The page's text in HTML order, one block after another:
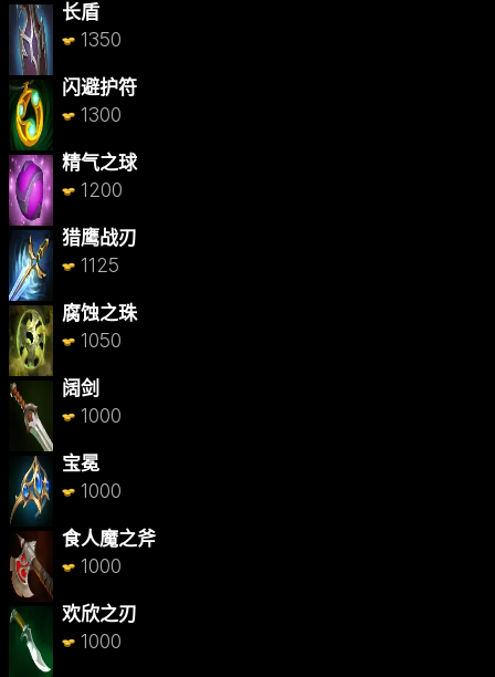
长盾
1350
闪避护符
1300
精气之球
1200
猎鹰战刃
1125
腐蚀之珠
1050
阔剑
1000
宝冕
1000
食人魔之斧
1000
欢欣之刃
1000